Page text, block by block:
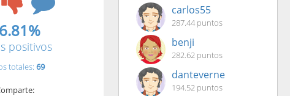
positivos
totales: 69
carlos55
287.44 puntos
benji
282.62 puntos
danteverne
194.52 puntos